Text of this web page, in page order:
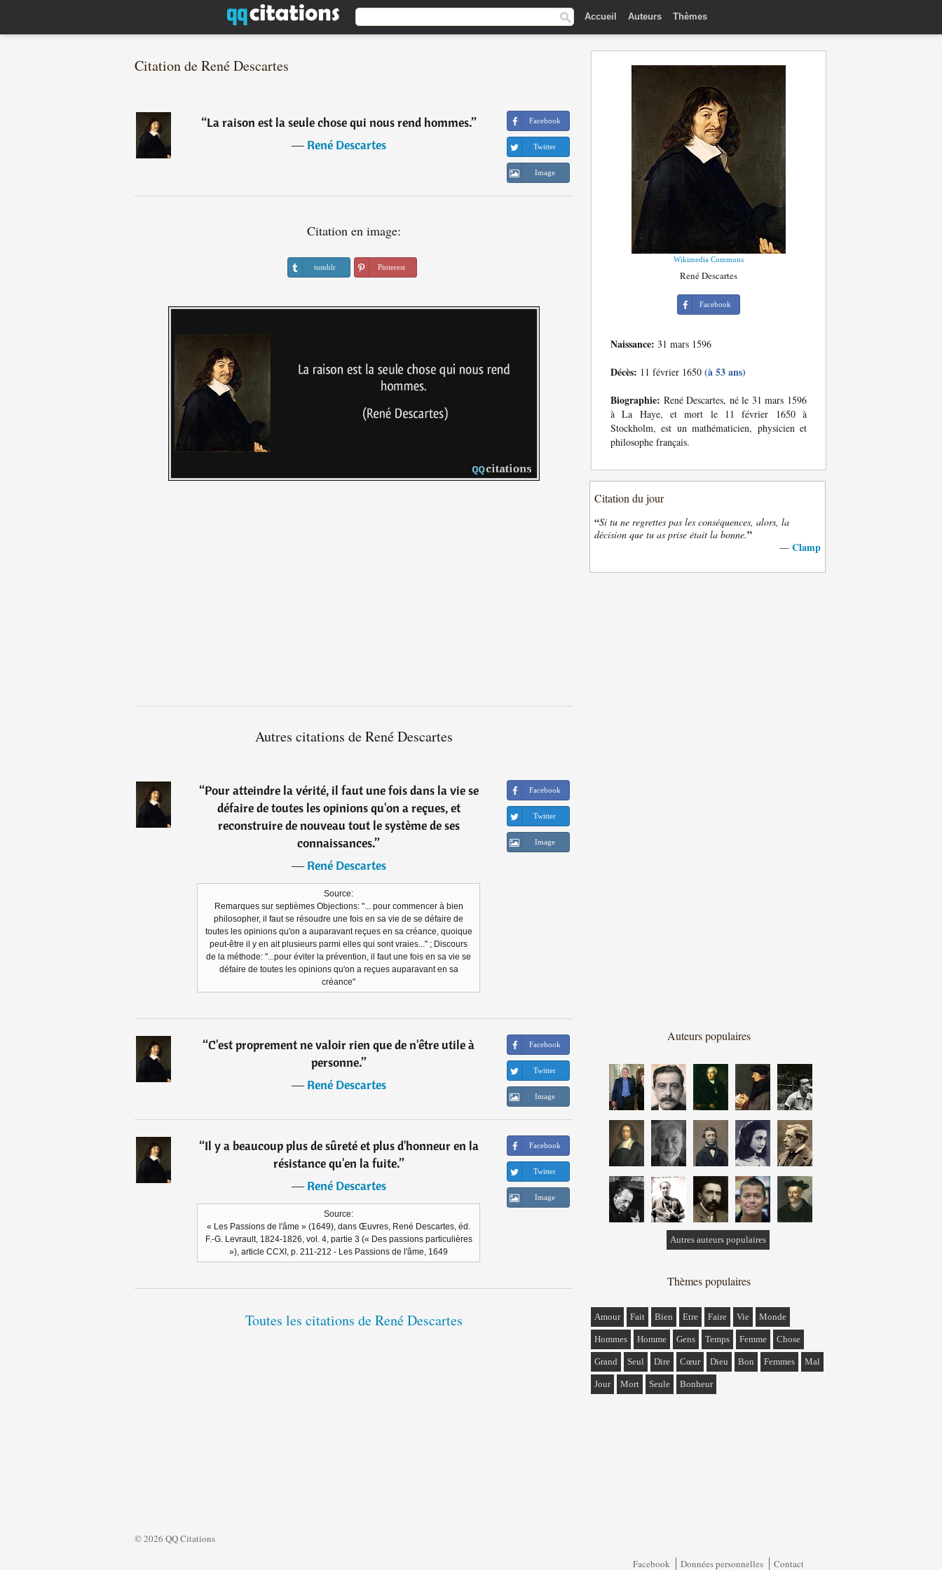
Accueil Auteurs Thèmes
Citation de René Descartes
“La raison est la seule chose qui nous rend hommes.”
―René Descartes
Facebook
Twitter
Image
Citation en image:
tumblr Pinterest
Autres citations de René Descartes
“Pour atteindre la vérité, il faut une fois dans la vie se
défaire de toutes les opinions qu'on a reçues, et
reconstruire de nouveau tout le système de ses
connaissances.”
―René Descartes
Source:
Remarques sur septièmes Objections: "... pour commencer à bien
philosopher, il faut se résoudre une fois en sa vie de se défaire de
toutes les opinions qu'on a auparavant reçues en sa créance, quoique
peut-être il y en ait plusieurs parmi elles qui sont vraies..." ; Discours
de la méthode: "...pour éviter la prévention, il faut une fois en sa vie se
défaire de toutes les opinions qu'on a reçues auparavant en sa
créance"
Facebook
Twitter
Image
“C'est proprement ne valoir rien que de n'être utile à
personne.”
―René Descartes
Facebook
Twitter
Image
“Il y a beaucoup plus de sûreté et plus d'honneur en la
résistance qu'en la fuite.”
―René Descartes
Source:
« Les Passions de l'âme » (1649), dans Œuvres, René Descartes, éd.
F.-G. Levrault, 1824-1826, vol. 4, partie 3 (« Des passions particulières
»), article CCXI, p. 211-212 - Les Passions de l'âme, 1649
Facebook
Twitter
Image
Toutes les citations de René Descartes
Wikimedia Commons
René Descartes
Facebook
Naissance: 31 mars 1596
Décès: 11 février 1650 (à 53 ans)
Biographie: René Descartes, né le 31 mars 1596
à La Haye, et mort le 11 février 1650 à
Stockholm, est un mathématicien, physicien et
philosophe français.
Citation du jour
“Si tu ne regrettes pas les conséquences, alors, la
décision que tu as prise était la bonne.”
— Clamp
Auteurs populaires
Autres auteurs populaires
Thèmes populaires
Amour Fait Bien Etre Faire Vie Monde
Hommes Homme Gens Temps Femme Chose
Grand Seul Dire Cœur Dieu Bon Femmes Mal
Jour Mort Seule Bonheur
© 2026 QQ Citations
Facebook
Données personnelles Contact